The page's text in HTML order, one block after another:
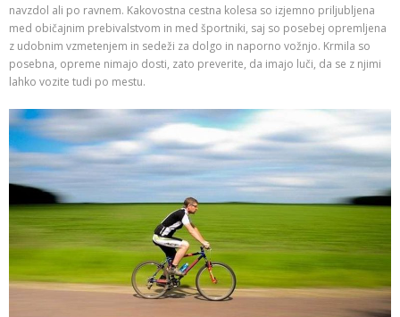
navzdol ali po ravnem. Kakovostna cestna kolesa so izjemno priljubljena
med običajnim prebivalstvom in med športniki, saj so posebej opremljena
z udobnim vzmetenjem in sedeži za dolgo in naporno vožnjo. Krmila so
posebna, opreme nimajo dosti, zato preverite, da imajo luči, da se z njimi
lahko vozite tudi po mestu.